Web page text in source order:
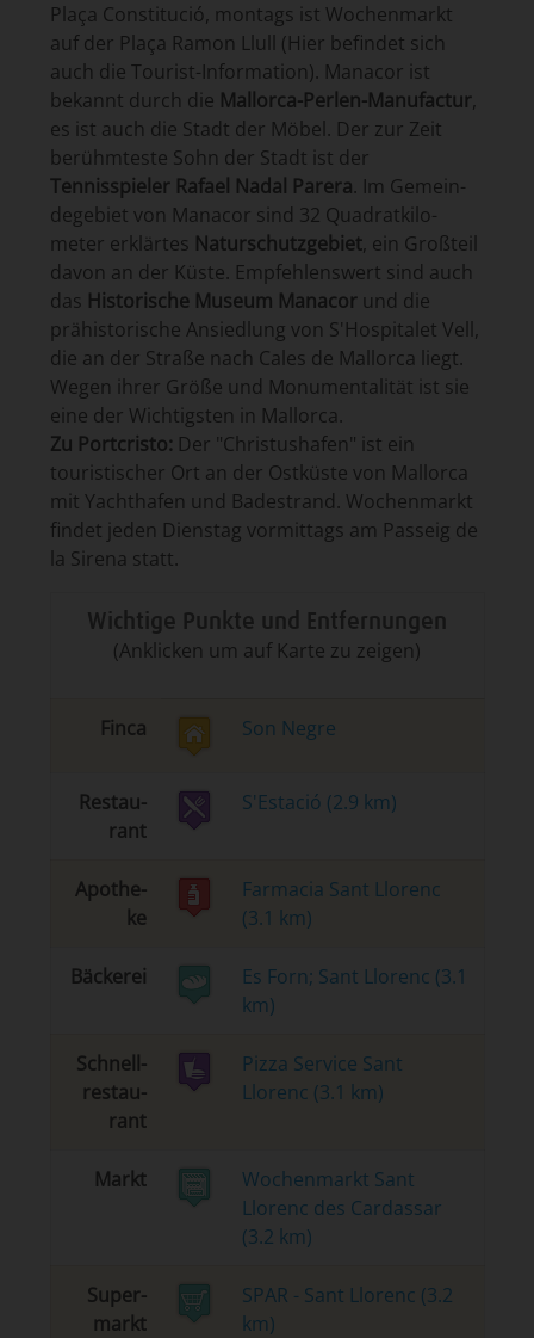
Plaça Con­sti­tució, montags ist Wochen­markt
auf der Plaça Ramon Llull (Hier befindet sich
auch die Tourist-Information). Manacor ist
bekannt durch die Mallorca-Perlen-Manu­fac­tur,
es ist auch die Stadt der Möbel. Der zur Zeit
berühm­teste Sohn der Stadt ist der
Tennisspieler Rafael Nadal Parera. Im Gemein­
de­gebiet von Manacor sind 32 Qua­drat­kilo­
meter erklärtes Natur­schutzgebiet, ein Großteil
davon an der Küste. Empfehlenswert sind auch
das Historische Museum Manacorund die
prähistorische Ansied­lung von S'Hospitalet Vell,
die an der Straße nach Cales de Mallorca liegt.
Wegen ihrer Größe und Monu­men­ta­li­tät ist sie
eine der Wichtigsten in Mallorca.
Zu Portcristo: Der "Christushafen" ist ein
touristischer Ort an der Ostküste von Mallorca
mit Yachthafen und Bade­strand. Wochenmarkt
findet jeden Dienstag vormittags am Passeig de
la Sirena statt.
Wichtige Punkte und Entfernungen
(Anklicken um auf Karte zu zeigen)
Finca Son Negre
Re­stau­
rant
S'Estació (2.9 km)
Apo­the­
ke
Farmacia Sant Llorenc
(3.1 km)
Bä­cke­rei
Es Forn; Sant Llorenc (3.1
km)
Schnell­
re­stau­
rant
Pizza Service Sant
Llorenc (3.1 km)
Markt
Wochenmarkt Sant
Llorenc des Cardassar
(3.2 km)
Su­per­
markt
SPAR - Sant Llorenc (3.2
km)